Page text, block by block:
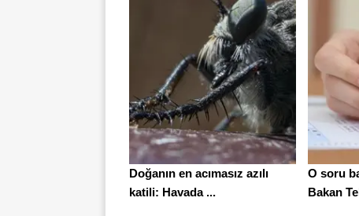
Doğanın en acımasız azılı
katili: Havada ...
O soru
Bakan